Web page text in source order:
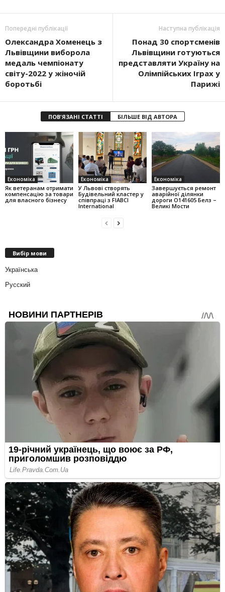
Попередні публікації
Олександра Хоменець з
Львівщини виборола
медаль чемпіонату
світу-2022 у жіночій
боротьбі
Наступна публікація
Понад 30 спортсменів
Львівщини готуються
представляти Україну на
Олімпійських Іграх у
Парижі
ПОВ'ЯЗАНІ СТАТТІ БІЛЬШЕ ВІД АВТОРА
Економіка
Як ветеранам отримати
компенсацію за товари
для власного бізнесу
Економіка
У Львові створять
Будівельний кластер у
співпраці з FIABCI
International
Економіка
Завершується ремонт
аварійної ділянки
дороги О141605 Белз –
Великі Мости
Вибір мови
Українська
Русский